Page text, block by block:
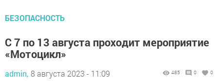
БЕЗОПАСНОСТЬ
С 7 по 13 августа проходит мероприятие
«Мотоцикл»
admin, 8 августа 2023 - 11:09 485 0 0